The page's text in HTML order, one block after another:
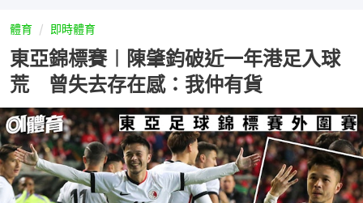
體育 即時體育
東亞錦標賽︱陳肇鈞破近一年港足入球
荒 曾失去存在感：我仲有貨